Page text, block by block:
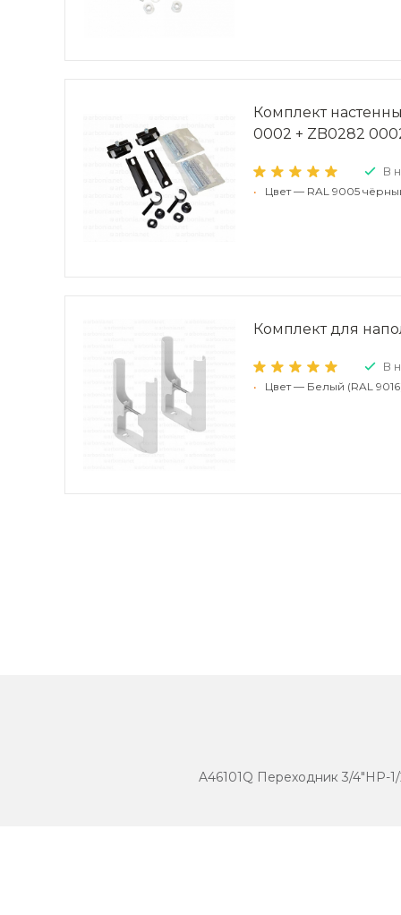
Комплект
0002 + ZB0282
В
• Цвет — RAL 9005
Комплект для
В
• Цвет — Белый (RAL
A46101Q Переходник 3/4"НР-